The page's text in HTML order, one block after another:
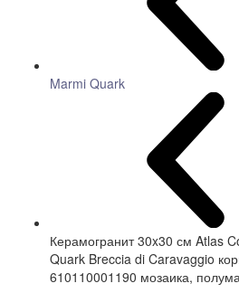
Marmi Quark
Керамогранит 30x30 см Atlas
Quark Breccia di Caravaggio
610110001190 мозаика,